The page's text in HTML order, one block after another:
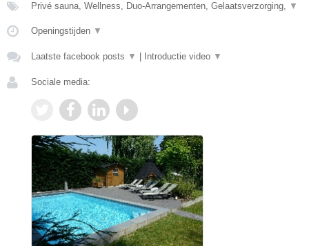
Privé sauna, Wellness, Duo-Arrangementen, Gelaatsverzorging, ▼
Openingstijden ▼
Laatste facebook posts ▼ Introductie video ▼
Sociale media: